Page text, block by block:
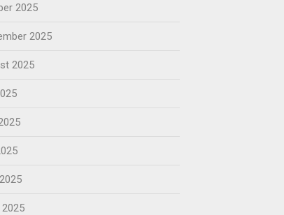
2025
2025
2025